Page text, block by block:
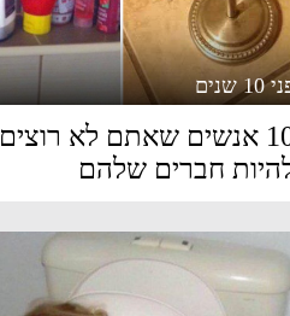
שנים
10 אנשים שאתם לא רוצים
חברים שלהם